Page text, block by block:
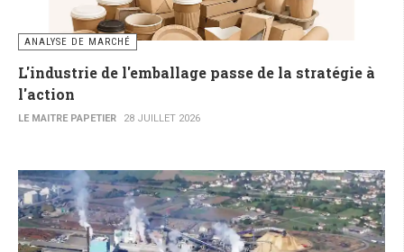
ANALYSE DE MARCHÉ
L'industrie de l'emballage passe de la stratégie à
l'action
LE MAITRE PAPETIER 28 JUILLET 2026